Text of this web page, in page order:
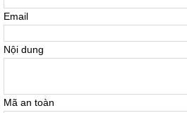
Email
Nội dung
Mã an toàn